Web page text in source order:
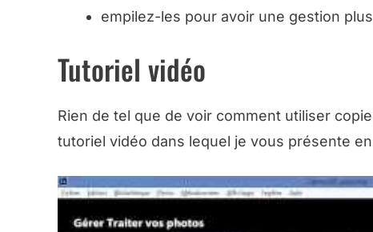
empilez-les pour avoir une gestion
Tutoriel vidéo
Rien de tel que de voir comment utiliser
tutoriel vidéo dans lequel je vous présente